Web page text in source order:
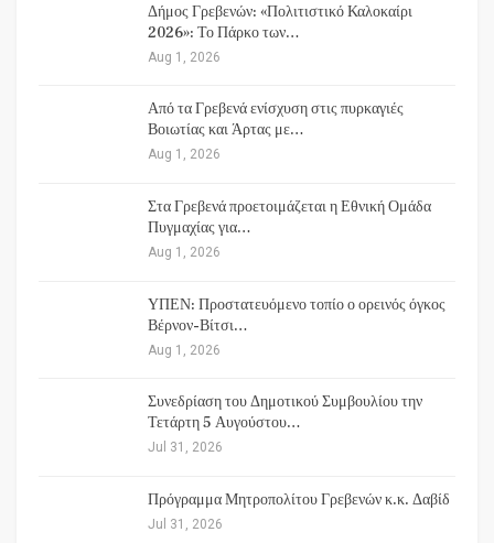
Δήμος Γρεβενών: «Πολιτιστικό Καλοκαίρι
2026»: Το Πάρκο των…
Aug 1, 2026
Από τα Γρεβενά ενίσχυση στις πυρκαγιές
Βοιωτίας και Άρτας με…
Aug 1, 2026
Στα Γρεβενά προετοιμάζεται η Εθνική Ομάδα
Πυγμαχίας για…
Aug 1, 2026
ΥΠΕΝ: Προστατευόμενο τοπίο ο ορεινός όγκος
Βέρνον-Βίτσι…
Aug 1, 2026
Συνεδρίαση του Δημοτικού Συμβουλίου την
Τετάρτη 5 Αυγούστου…
Jul 31, 2026
Πρόγραμμα Μητροπολίτου Γρεβενών κ.κ. Δαβίδ
Jul 31, 2026